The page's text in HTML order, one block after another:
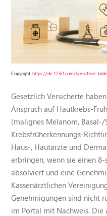
Copyright:https://de.123rf.com/lizenzfreie-
Gesetzlich Versicherte
Anspruch auf Hautkrebs-
(malignes Melanom,
Krebsfrüherkennungs-
Haus-, Hautärzte und
erbringen, wenn sie einen
absolviert und eine
Kassenärztlichen
Genehmigungen sind nicht
im Portal mit Nachweis.